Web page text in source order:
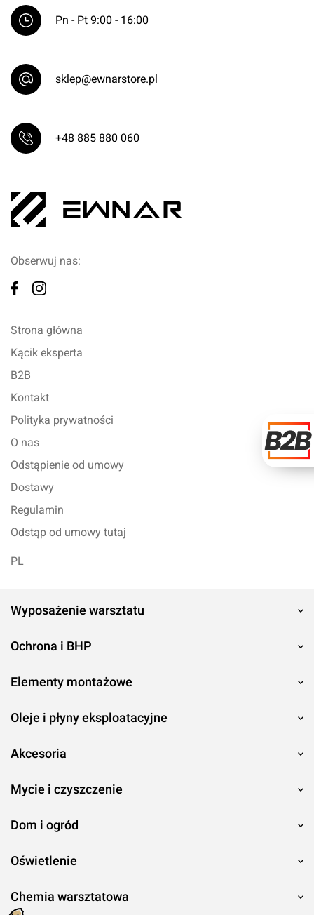
Pn - Pt 9:00 - 16:00
sklep@ewnarstore.pl
+48 885 880 060
Obserwuj nas:
Strona główna
Kącik eksperta
B2B
Kontakt
Polityka prywatności
O nas
Odstąpienie od umowy
Dostawy
Regulamin
Odstąp od umowy tutaj
PL
Wyposażenie warsztatu
Ochrona i BHP
Elementy montażowe
Oleje i płyny eksploatacyjne
Akcesoria
Mycie i czyszczenie
Dom i ogród
Oświetlenie
Chemia warsztatowa